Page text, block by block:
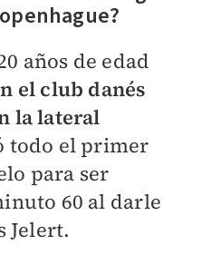
años de edad
el club danés
la lateral
todo el primer
para ser
60 al darle
Jelert.